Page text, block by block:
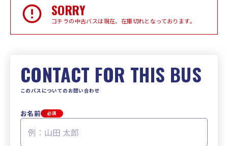
SORRY
コチラの中古バスは現在、在庫切れとなっております。
CONTACT FOR THIS BUS
このバスについてのお問い合わせ
お名前 必須